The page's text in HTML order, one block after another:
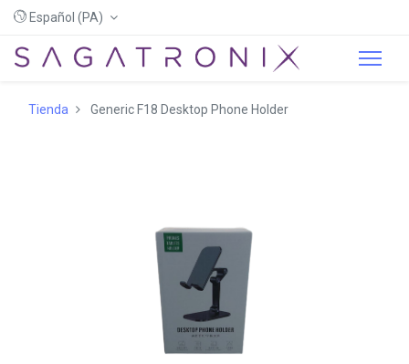
Español (PA)
Tienda Generic F18 Desktop Phone Holder